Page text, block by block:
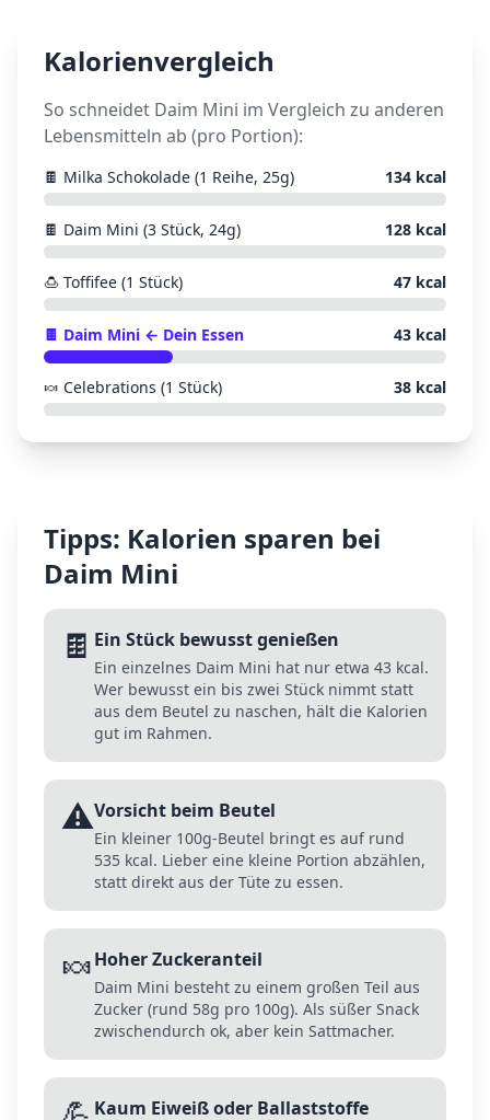
Kalorienvergleich
So schneidet Daim Mini im Vergleich zu anderen
Lebensmitteln ab (pro Portion):
🍫 Milka Schokolade (1 Reihe, 25g) 134 kcal
🍫 Daim Mini (3 Stück, 24g) 128 kcal
🍮 Toffifee (1 Stück) 47 kcal
🍫 Daim Mini ← Dein Essen 43 kcal
🍬 Celebrations (1 Stück) 38 kcal
Tipps: Kalorien sparen bei
Daim Mini
🍫 Ein Stück bewusst genießen
Ein einzelnes Daim Mini hat nur etwa 43 kcal.
Wer bewusst ein bis zwei Stück nimmt statt
aus dem Beutel zu naschen, hält die Kalorien
gut im Rahmen.
⚠️Vorsicht beim Beutel
Ein kleiner 100g-Beutel bringt es auf rund
535 kcal. Lieber eine kleine Portion abzählen,
statt direkt aus der Tüte zu essen.
🍬Hoher Zuckeranteil
Daim Mini besteht zu einem großen Teil aus
Zucker (rund 58g pro 100g). Als süßer Snack
zwischendurch ok, aber kein Sattmacher.
Kaum Eiweiß oder Ballaststoffe